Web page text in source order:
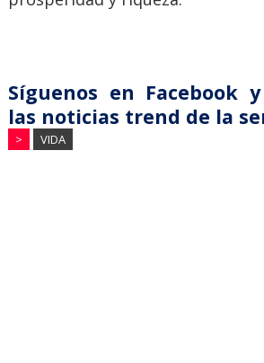
Síguenos en Facebook
las noticias trend de la
> VIDA